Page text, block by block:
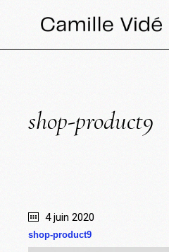
shop-product9
4 juin 2020
shop-product9